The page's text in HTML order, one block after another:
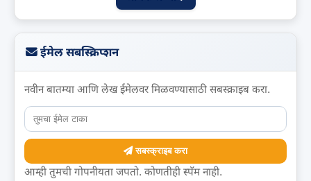
ईमेल सबस्क्रिप्शन
नवीन बातम्या आणि लेख ईमेलवर मिळवण्यासाठी सबस्क्राइब करा.
सबस्क्राइब करा
आम्ही तुमची गोपनीयता जपतो. कोणतीही स्पॅम नाही.